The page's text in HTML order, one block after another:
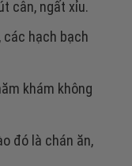
cân, ngất xỉu.
các hạch bạch
khám không
đó là chán ăn,